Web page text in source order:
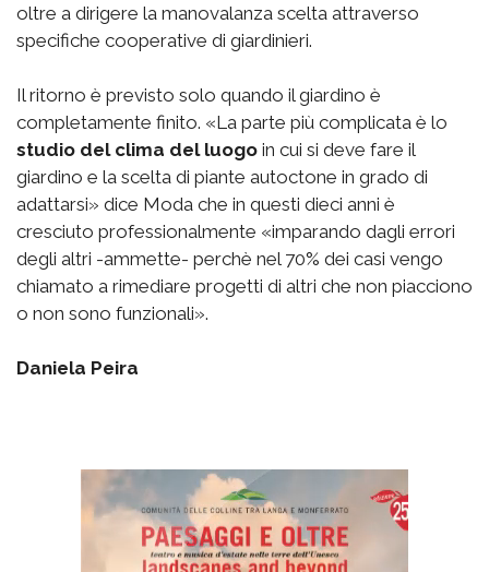
oltre a dirigere la manovalanza scelta attraverso
specifiche cooperative di giardinieri.
Il ritorno è previsto solo quando il giardino è
completamente finito. «La parte più complicata è lo
studio del clima del luogo in cui si deve fare il
giardino e la scelta di piante autoctone in grado di
adattarsi» dice Moda che in questi dieci anni è
cresciuto professionalmente «imparando dagli errori
degli altri -ammette- perchè nel 70% dei casi vengo
chiamato a rimediare progetti di altri che non piacciono
o non sono funzionali».
Daniela Peira